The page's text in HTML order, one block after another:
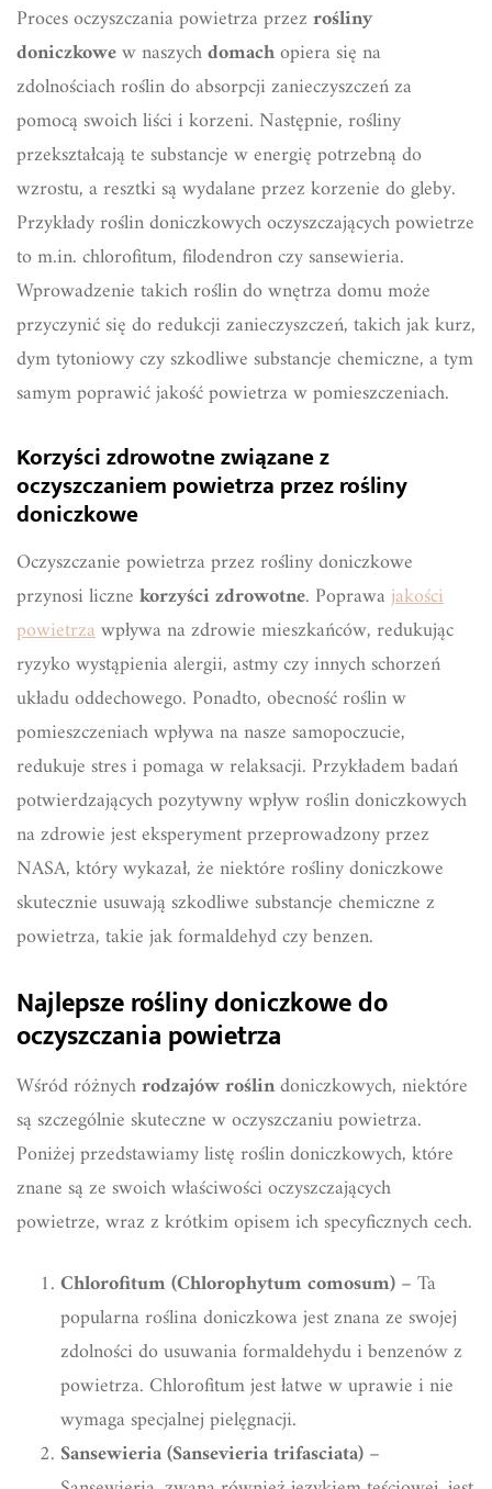
Proces oczyszczania powietrza przezrośliny
doniczkowew naszychdomachopiera się na
zdolnościach roślin do absorpcji zanieczyszczeń za
pomocą swoich liści i korzeni. Następnie, rośliny
przekształcają te substancje w energię potrzebną do
wzrostu, a resztki są wydalane przez korzenie do gleby.
Przykłady roślin doniczkowych oczyszczających powietrze
to m.in. chlorofitum, filodendron czy sansewieria.
Wprowadzenie takich roślin do wnętrza domu może
przyczynić się do redukcji zanieczyszczeń, takich jak kurz,
dym tytoniowy czy szkodliwe substancje chemiczne, a tym
samym poprawić jakość powietrza w pomieszczeniach.
Korzyści zdrowotne związane z
oczyszczaniem powietrza przez rośliny
doniczkowe
Oczyszczanie powietrza przez rośliny doniczkowe
przynosi licznekorzyści zdrowotne. Poprawajakości
powietrzawpływa na zdrowie mieszkańców, redukując
ryzyko wystąpienia alergii, astmy czy innych schorzeń
układu oddechowego. Ponadto, obecność roślin w
pomieszczeniach wpływa na nasze samopoczucie,
redukuje stres i pomaga w relaksacji. Przykładem badań
potwierdzających pozytywny wpływ roślin doniczkowych
na zdrowie jest eksperyment przeprowadzony przez
NASA, który wykazał, że niektóre rośliny doniczkowe
skutecznie usuwają szkodliwe substancje chemiczne z
powietrza, takie jak formaldehyd czy benzen.
Najlepsze rośliny doniczkowe do
oczyszczania powietrza
Wśród różnychrodzajów roślindoniczkowych, niektóre
są szczególnie skuteczne w oczyszczaniu powietrza.
Poniżej przedstawiamy listę roślin doniczkowych, które
znane są ze swoich właściwości oczyszczających
powietrze, wraz z krótkim opisem ich specyficznych cech.
Chlorofitum (Chlorophytum comosum)– Ta
popularna roślina doniczkowa jest znana ze swojej
zdolności do usuwania formaldehydu i benzenów z
powietrza. Chlorofitum jest łatwe w uprawie i nie
wymaga specjalnej pielęgnacji.
Sansewieria (Sansevieria trifasciata)–